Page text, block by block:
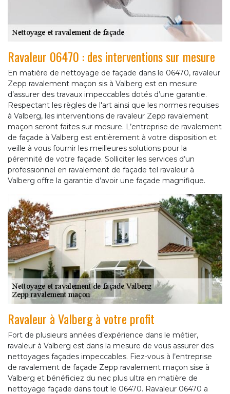
Ravaleur 06470 : des interventions sur mesure
En matière de nettoyage de façade dans le 06470, ravaleur
Zepp ravalement maçon sis à Valberg est en mesure
d’assurer des travaux impeccables dotés d’une garantie.
Respectant les règles de l'art ainsi que les normes requises
à Valberg, les interventions de ravaleur Zepp ravalement
maçon seront faites sur mesure. L’entreprise de ravalement
de façade à Valberg est entièrement à votre disposition et
veille à vous fournir les meilleures solutions pour la
pérennité de votre façade. Solliciter les services d’un
professionnel en ravalement de façade tel ravaleur à
Valberg offre la garantie d’avoir une façade magnifique.
Ravaleur à Valberg à votre profit
Fort de plusieurs années d’expérience dans le métier,
ravaleur à Valberg est dans la mesure de vous assurer des
nettoyages façades impeccables. Fiez-vous à l’entreprise
de ravalement de façade Zepp ravalement maçon sise à
Valberg et bénéficiez du nec plus ultra en matière de
nettoyage façade dans tout le 06470. Ravaleur 06470 a